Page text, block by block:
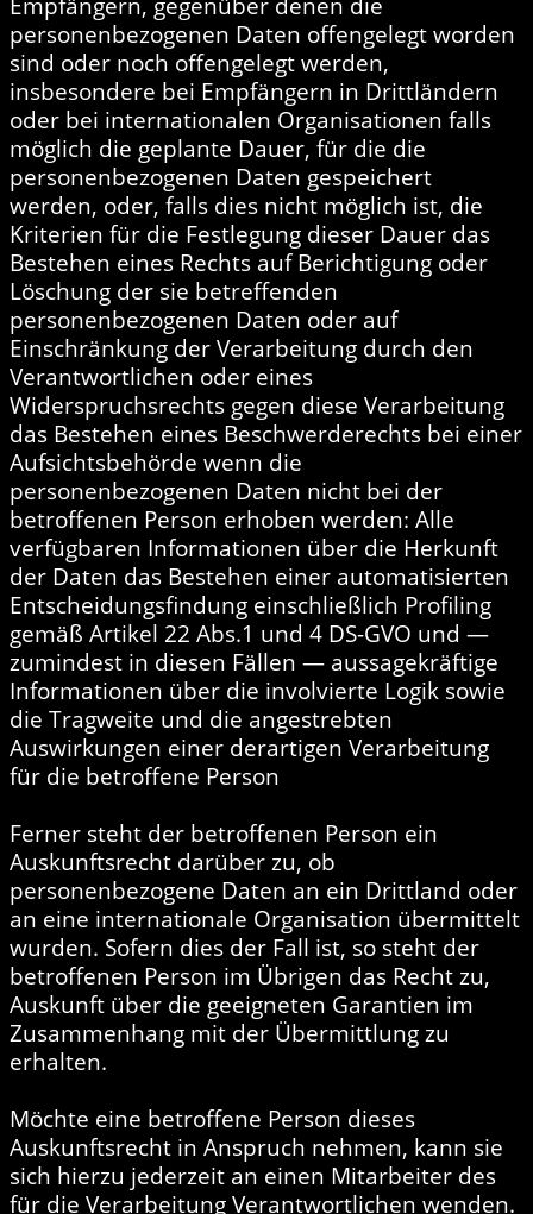
personenbezogenen Daten offengelegt worden
sind oder noch offengelegt werden,
insbesondere bei Empfängern in Drittländern
oder bei internationalen Organisationen falls
möglich die geplante Dauer, für die die
personenbezogenen Daten gespeichert
werden, oder, falls dies nicht möglich ist, die
Kriterien für die Festlegung dieser Dauer das
Bestehen eines Rechts auf Berichtigung oder
Löschung der sie betreffenden
personenbezogenen Daten oder auf
Einschränkung der Verarbeitung durch den
Verantwortlichen oder eines
Widerspruchsrechts gegen diese Verarbeitung
das Bestehen eines Beschwerderechts bei einer
Aufsichtsbehörde wenn die
personenbezogenen Daten nicht bei der
betroffenen Person erhoben werden: Alle
verfügbaren Informationen über die Herkunft
der Daten das Bestehen einer automatisierten
Entscheidungsfindung einschließlich Profiling
gemäß Artikel 22 Abs.1 und 4 DS-GVO und —
zumindest in diesen Fällen — aussagekräftige
Informationen über die involvierte Logik sowie
die Tragweite und die angestrebten
Auswirkungen einer derartigen Verarbeitung
für die betroffene Person
Ferner steht der betroffenen Person ein
Auskunftsrecht darüber zu, ob
personenbezogene Daten an ein Drittland oder
an eine internationale Organisation übermittelt
wurden. Sofern dies der Fall ist, so steht der
betroffenen Person im Übrigen das Recht zu,
Auskunft über die geeigneten Garantien im
Zusammenhang mit der Übermittlung zu
erhalten.
Möchte eine betroffene Person dieses
Auskunftsrecht in Anspruch nehmen, kann sie
sich hierzu jederzeit an einen Mitarbeiter des
für die Verarbeitung Verantwortlichen wenden.